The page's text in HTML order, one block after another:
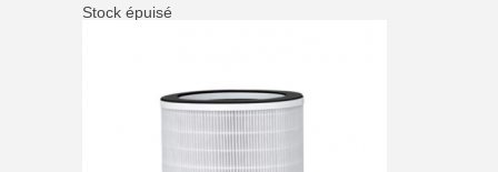
Stock épuisé